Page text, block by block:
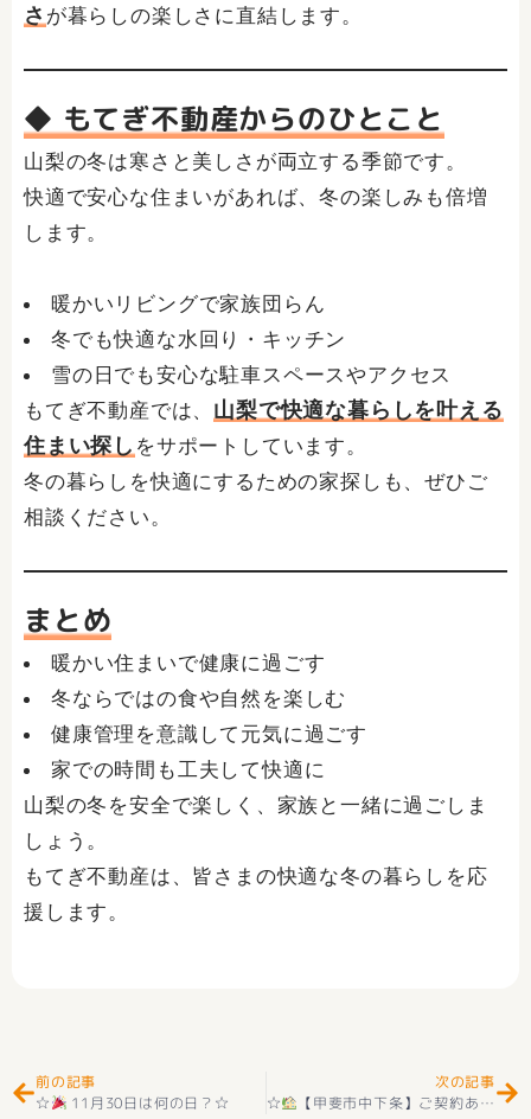
さ が暮らしの楽しさに直結します。
◆ もてぎ不動産からのひとこと
山梨の冬は寒さと美しさが両立する季節です。
快適で安心な住まいがあれば、冬の楽しみも倍増
します。
暖かいリビングで家族団らん
冬でも快適な水回り・キッチン
雪の日でも安心な駐車スペースやアクセス
もてぎ不動産では、 山梨で快適な暮らしを叶える
住まい探し をサポートしています。
冬の暮らしを快適にするための家探しも、ぜひご
相談ください。
まとめ
暖かい住まいで健康に過ごす
冬ならではの食や自然を楽しむ
健康管理を意識して元気に過ごす
家での時間も工夫して快適に
山梨の冬を安全で楽しく、家族と一緒に過ごしま
しょう。
もてぎ不動産は、皆さまの快適な冬の暮らしを応
援します。
前の記事
☆
11月30日は何の日？☆
次の記事
☆
【甲斐市中下条】ご契約ありがとうございました☆